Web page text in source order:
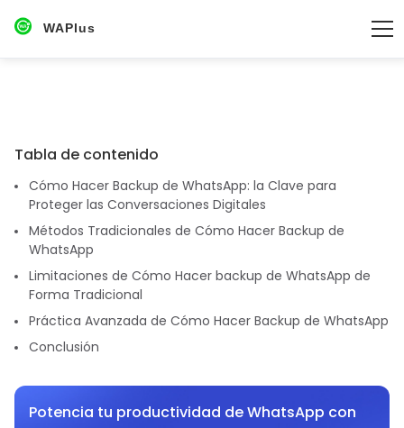
WAPlus
Tabla de contenido
Cómo Hacer Backup de WhatsApp: la Clave para
Proteger las Conversaciones Digitales
Métodos Tradicionales de Cómo Hacer Backup de
WhatsApp
Limitaciones de Cómo Hacer backup de WhatsApp de
Forma Tradicional
Práctica Avanzada de Cómo Hacer Backup de WhatsApp
Conclusión
Potencia tu productividad de WhatsApp con